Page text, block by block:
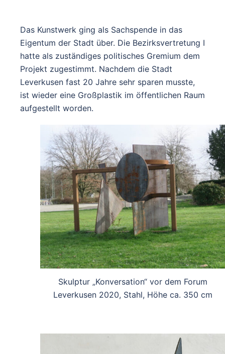
Das Kunstwerk ging als Sachspende in das
Eigentum der Stadt über. Die Bezirksvertretung I
hatte als zuständiges politisches Gremium dem
Projekt zugestimmt. Nachdem die Stadt
Leverkusen fast 20 Jahre sehr sparen musste,
ist wieder eine Großplastik im öffentlichen Raum
aufgestellt worden.
Skulptur „Konversation“ vor dem Forum
Leverkusen 2020, Stahl, Höhe ca. 350 cm